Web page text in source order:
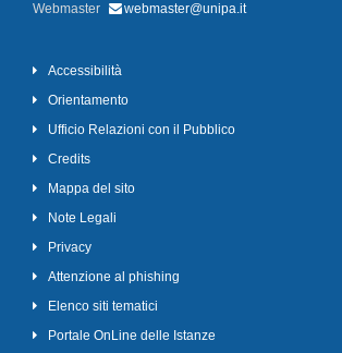
Webmaster
webmaster@unipa.it
Accessibilità
Orientamento
Ufficio Relazioni con il Pubblico
Credits
Mappa del sito
Note Legali
Privacy
Attenzione al phishing
Elenco siti tematici
Portale OnLine delle Istanze